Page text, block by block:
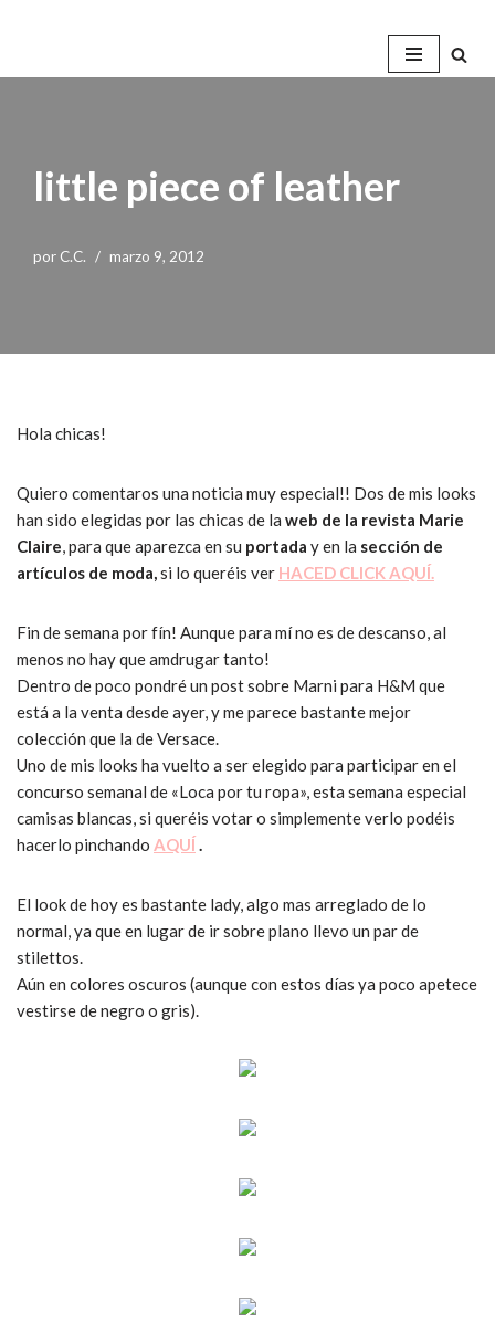
little piece of leather
por C.C. marzo 9, 2012
Hola chicas!
Quiero comentaros una noticia muy especial!! Dos de mis looks
han sido elegidas por las chicas de la web de la revista Marie
Claire, para que aparezca en su portada y en la sección de
artículos de moda,si lo queréis ver HACED CLICK AQUÍ.
Fin de semana por fín! Aunque para mí no es de descanso, al
menos no hay que amdrugar tanto!
Dentro de poco pondré un post sobre Marni para H&M que
está a la venta desde ayer, y me parece bastante mejor
colección que la de Versace.
Uno de mis looks ha vuelto a ser elegido para participar en el
concurso semanal de «Loca por tu ropa», esta semana especial
camisas blancas, si queréis votar o simplemente verlo podéis
hacerlo pinchando AQUÍ .
El look de hoy es bastante lady, algo mas arreglado de lo
normal, ya que en lugar de ir sobre plano llevo un par de
stilettos.
Aún en colores oscuros (aunque con estos días ya poco apetece
vestirse de negro o gris).